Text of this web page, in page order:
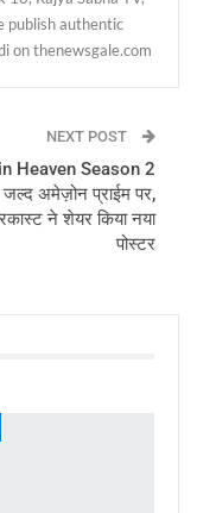
publish authentic
on thenewsgale.com
NEXT POST
Heaven Season 2
जल्द अमेज़ोन प्राईम पर,
ने शेयर किया नया
पोस्टर